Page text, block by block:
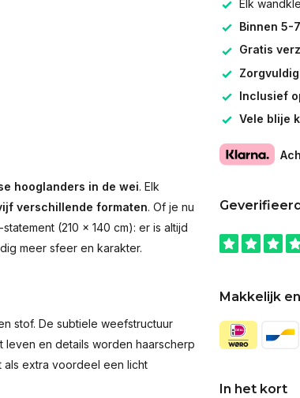
hooglanders in de wei. Elk
verschillende formaten. Of je nu
(210 × 140 cm): er is altijd
meer sfeer en karakter.
stof. De subtiele weefstructuur
leven en details worden haarscherp
als extra voordeel een licht
Elk
Binnen 5-
Gratis
Inclusief
Vele blije
Makkelijk
In het kort